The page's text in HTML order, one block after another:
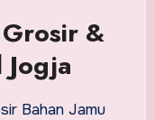
Grosir &
Bahan Jamu